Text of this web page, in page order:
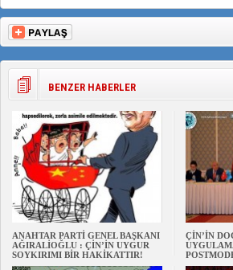
BENZER HABERLER
ANAHTAR PARTİ GENEL BAŞKANI
AĞIRALİOĞLU : ÇİN’İN UYGUR
SOYKIRIMI BİR HAKİKATTIR!
ÇİN’İN